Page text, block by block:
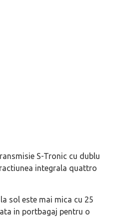
S-Tronic cu dublu
integrala quattro
sol este mai mica cu 25
in portbagaj pentru o